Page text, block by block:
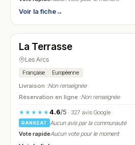
Voir la fiche→
N° 6
La Terrasse
Les Arcs
Française Européenne
Livraison :Non renseignée
Réservation en ligne :Non renseignée
★★★★★4.6/5· 327 avis Google
RANKEAT
Aucun avis par la communauté
Vote rapideAucun vote pour le moment